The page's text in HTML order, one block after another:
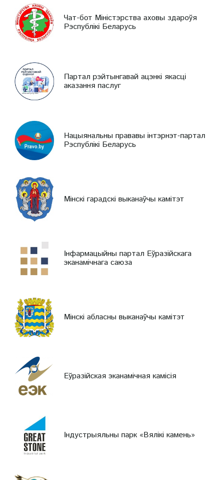
Чат-бот Міністэрства аховы здароўя
Рэспублікі Беларусь
Партал рэйтынгавай ацэнкі якасці
аказання паслуг
Нацыянальны прававы інтэрнэт-партал
Рэспублікі Беларусь
Мінскі гарадскі выканаўчы камітэт
Інфармацыйны партал Еўразійскага
эканамічнага саюза
Мінскі абласны выканаўчы камітэт
Еўразійская эканамічная камісія
Індустрыяльны парк «Вялікі камень»